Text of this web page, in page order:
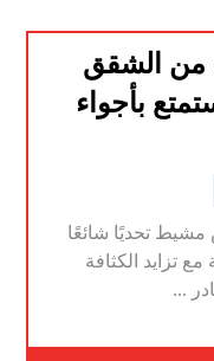
من الشقق
بأجواء
تحديًا شائعًا
تزايد الكثافة
...